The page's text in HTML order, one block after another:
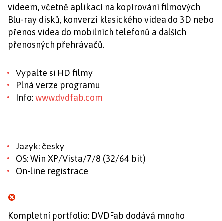
videem, včetně aplikací na kopírování filmových
Blu-ray disků, konverzi klasického videa do 3D nebo
přenos videa do mobilních telefonů a dalších
přenosných přehrávačů.
Vypalte si HD filmy
Plná verze programu
Info:www.dvdfab.com
Jazyk: česky
OS: Win XP/Vista/7/8 (32/64 bit)
On-line registrace
Kompletní portfolio: DVDFab dodává mnoho